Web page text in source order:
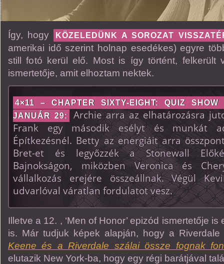
Így, hogy KÖZELEDÜNK A SOROZAT
amerikai idő szerint holnap esedékes) egyre
still fotó kerül elő. Most is így történt, felkerült
ismertetője, amit elhoztam nektek.
4×11 – CHAPTER SIXTY-EIGHT: QUIZ
JANUÁR 29:
Archie arra az elhatározásra
Frank egy második esélyt és munkát
Építkezésnél. Betty az energiáit arra
Bret-et és legyőzzék a Stonewall
Bajnokságon, miközben Veronica és
vállalkozás erejére összeállnak. Végül
udvarlóval váratlan fordulatot vesz.
Illetve a 12. , ‘Men of Honor’ epizód ismertetője
is. Már tudjuk képek alapján, hogy a
Keene és a Riverdale szálai össze fognak
elutazik New York-ba, hogy egy régi barátjával